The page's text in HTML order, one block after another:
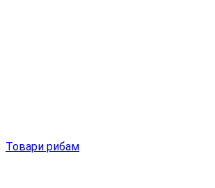
Товари рибам